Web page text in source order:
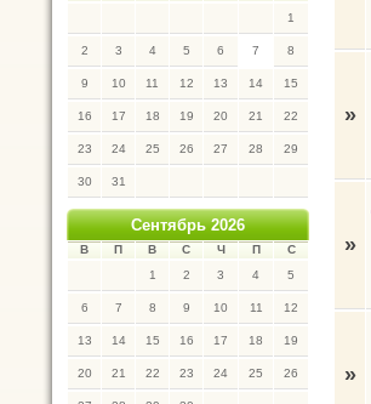
1
2 3 4 5 6 7 8
9 10 11 12 13 14 15
16 17 18 19 20 21 22
23 24 25 26 27 28 29
30 31
Сентябрь 2026
В П В С Ч П
С
1
2 3 4 5
6 7 8 9 10 11 12
13 14 15 16 17 18 19
20 21 22 23 24 25 26
»
»
»